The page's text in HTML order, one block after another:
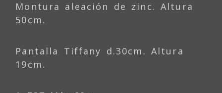
Montura aleación de zinc. Altura
50cm.
Pantalla Tiffany d.30cm. Altura
19cm.